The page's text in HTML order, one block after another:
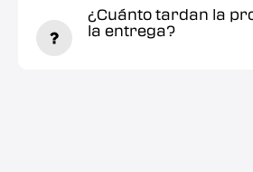
¿Cuánto tardan la
la entrega?